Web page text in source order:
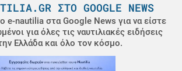
ΣΤΟ GOOGLE NEWS
e-nautilia στα Google News για να είστε
για όλες τις ναυτιλιακές ειδήσεις
Ελλάδα και όλο τον κόσμο.